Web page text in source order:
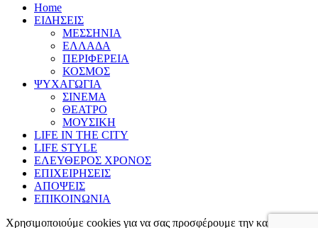
Home
ΕΙΔΗΣΕΙΣ
ΜΕΣΣΗΝΙΑ
ΕΛΛΑΔΑ
ΠΕΡΙΦΕΡΕΙΑ
ΚΟΣΜΟΣ
ΨΥΧΑΓΩΓΙΑ
ΣΙΝΕΜΑ
ΘΕΑΤΡΟ
ΜΟΥΣΙΚΗ
LIFE IN THE CITY
LIFE STYLE
ΕΛΕΥΘΕΡΟΣ ΧΡΟΝΟΣ
ΕΠΙΧΕΙΡΗΣΕΙΣ
ΑΠΟΨΕΙΣ
ΕΠΙΚΟΙΝΩΝΙΑ
Χρησιμοποιούμε cookies για να σας προσφέρουμε την καλύτερη